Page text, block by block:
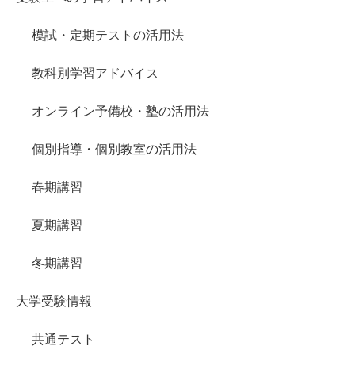
模試・定期テストの活用法
教科別学習アドバイス
オンライン予備校・塾の活用法
個別指導・個別教室の活用法
春期講習
夏期講習
冬期講習
大学受験情報
共通テスト